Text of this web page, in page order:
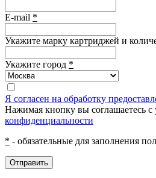
E-mail *
Укажите марку картриджей и
Укажите город *
Я согласен на обработку
Нажимая кнопку вы соглашаетесь с
конфиденциальности
* - обязательные для заполнения
Отправить